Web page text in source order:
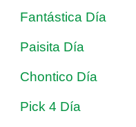
Fantástica Día
Paisita Día
Chontico Día
Pick 4 Día